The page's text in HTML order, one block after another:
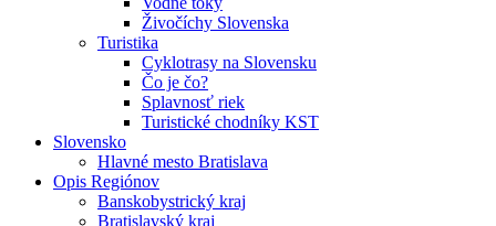
Živočíchy Slovenska
Turistika
Cyklotrasy na Slovensku
Čo je čo?
Splavnosť riek
Turistické chodníky KST
Slovensko
Hlavné mesto Bratislava
Opis Regiónov
Banskobystrický kraj
Bratislavský kraj